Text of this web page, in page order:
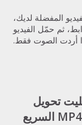
المفضلة لديك،
ثم حمّل الفيديو
تحويل